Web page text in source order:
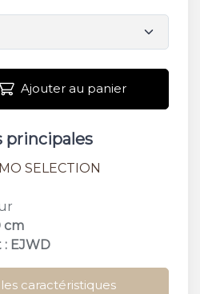
Ajouter au panier
principales
SELECTION
cm
EJWD
caractéristiques